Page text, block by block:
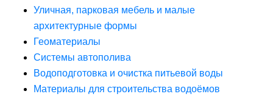
Уличная, парковая мебель и малые
архитектурные формы
Геоматериалы
Системы автополива
Водоподготовка и очистка питьевой воды
Материалы для строительства водоёмов